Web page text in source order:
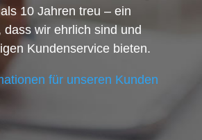
10 Jahren treu – ein
dass wir ehrlich sind und
Kundenservice bieten.
für unseren Kunden